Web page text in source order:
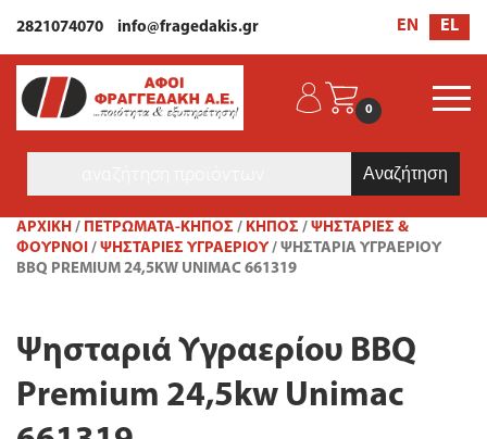
2821074070 info@fragedakis.gr EN EL
0
ΑΡΧΙΚΉ / ΠΕΤΡΩΜΑΤΑ-ΚΗΠΟΣ / ΚΉΠΟΣ / ΨΗΣΤΑΡΙΈΣ &
ΦΟΎΡΝΟΙ / ΨΗΣΤΑΡΙΈΣ ΥΓΡΑΕΡΊΟΥ / ΨΗΣΤΑΡΙΆ ΥΓΡΑΕΡΊΟΥ
BBQ PREMIUM 24,5KW UNIMAC 661319
Ψησταριά Υγραερίου BBQ
Premium 24,5kw Unimac